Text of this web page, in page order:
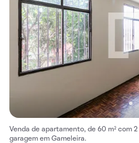
Venda de apartamento, de 60 m² com
garagem em Gameleira.